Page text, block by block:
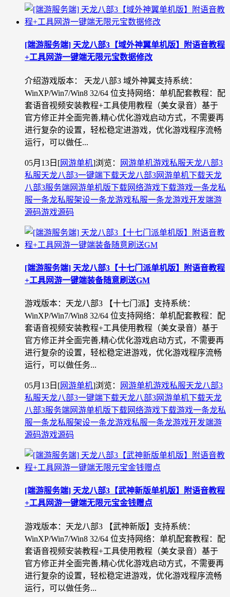
[端游服务端] 天龙八部3【域外神翼单机版】附语音教程
+工具网游一键端无限元宝数据修改
介绍游戏版本： 天龙八部3 域外神翼支持系统：
WinXP/Win7/Win8 32/64 位支持网络：单机配套教程：配
套语音视频安装教程+工具使用教程（美女录音）基于
官方修正并全面完善,精心优化游戏启动方式，不需要再
进行复杂的设置，轻松稳定进游戏，优化游戏程序流畅
运行，可以做任...
05月13日 [网游单机]浏览： 网游单机游戏私服天龙八部3
私服天龙八部3一键端下载天龙八部3网游单机下载天龙
八部3服务端网游单机版下载网络游戏下载游戏一条龙私
服一条龙私服架设一条龙游戏私服一条龙游戏开发端游
源码游戏源码
[端游服务端] 天龙八部3【十七门派单机版】附语音教程
+工具网游一键端装备随意刷送GM
游戏版本：天龙八部3 【十七门派】支持系统：
WinXP/Win7/Win8 32/64 位支持网络：单机配套教程：配
套语音视频安装教程+工具使用教程（美女录音）基于
官方修正并全面完善,精心优化游戏启动方式，不需要再
进行复杂的设置，轻松稳定进游戏，优化游戏程序流畅
运行，可以做任务...
05月13日 [网游单机]浏览： 网游单机游戏私服天龙八部3
私服天龙八部3一键端下载天龙八部3网游单机下载天龙
八部3服务端网游单机版下载网络游戏下载游戏一条龙私
服一条龙私服架设一条龙游戏私服一条龙游戏开发端游
源码游戏源码
[端游服务端] 天龙八部3【武神新版单机版】附语音教程
+工具网游一键端无限元宝金钱赠点
游戏版本：天龙八部3 【武神新版】支持系统：
WinXP/Win7/Win8 32/64 位支持网络：单机配套教程：配
套语音视频安装教程+工具使用教程（美女录音）基于
官方修正并全面完善,精心优化游戏启动方式，不需要再
进行复杂的设置，轻松稳定进游戏，优化游戏程序流畅
运行，可以做任务...